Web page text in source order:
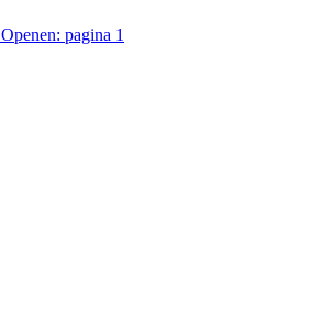
Openen: pagina 1